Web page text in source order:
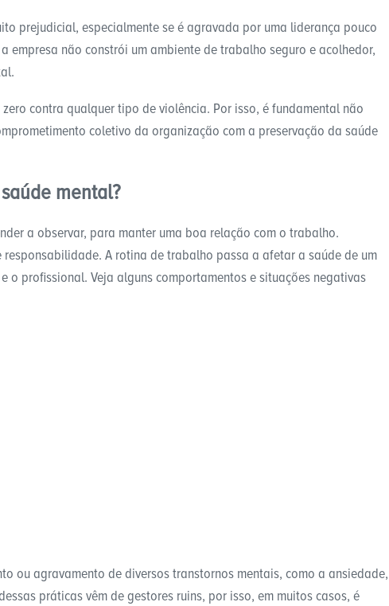
prejudicial, especialmente se é agravada por uma liderança pouco
empresa não constrói um ambiente de trabalho seguro e acolhedor,
contra qualquer tipo de violência. Por isso, é fundamental não
coletivo da organização com a preservação da saúde
mental?
a observar, para manter uma boa relação com o trabalho.
A rotina de trabalho passa a afetar a saúde de um
profissional. Veja alguns comportamentos e situações negativas
ou agravamento de diversos transtornos mentais, como a ansiedade,
práticas vêm de gestores ruins, por isso, em muitos casos, é